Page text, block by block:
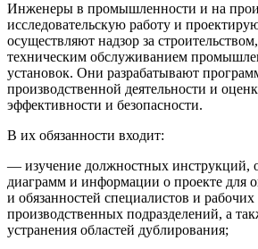
Инженеры в промышленности и на
исследовательскую работу и
осуществляют надзор за
техническим обслуживанием
установок. Они разрабатывают
производственной деятельности и
эффективности и безопасности.
В их обязанности входит:
— изучение должностных инструкций,
диаграмм и информации о проекте для
и обязанностей специалистов и
производственных подразделений, а
устранения областей дублирования;